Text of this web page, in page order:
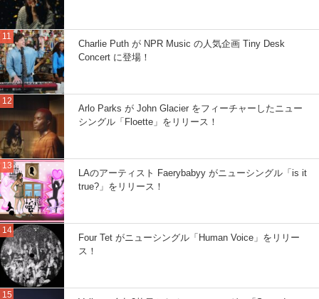
Charlie Puth が NPR Music の人気企画 Tiny Desk
Concert に登場！
Arlo Parks が John Glacier をフィーチャーしたニュー
シングル「Floette」をリリース！
LAのアーティスト Faerybabyy がニューシングル「is it
true?」をリリース！
Four Tet がニューシングル「Human Voice」をリリー
ス！